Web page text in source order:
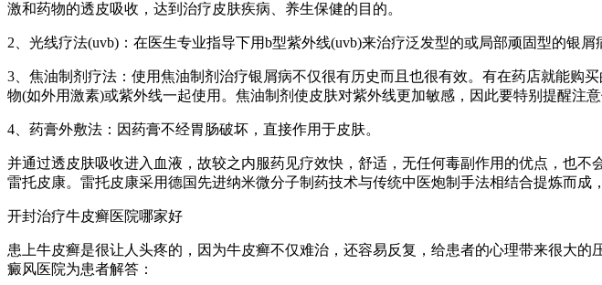
激和药物的透皮吸收，达到治疗皮肤疾病、养生保健的目的。
2、光线疗法(uvb)：在医生专业指导下用b型紫外线(uvb)来治疗泛发型的或局部顽固型的银
3、焦油制剂疗法：使用焦油制剂治疗银屑病不仅很有历史而且也很有效。有在药店就能购
物(如外用激素)或紫外线一起使用。焦油制剂使皮肤对紫外线更加敏感，因此要特别提醒注
4、药膏外敷法：因药膏不经胃肠破坏，直接作用于皮肤。
并通过透皮肤吸收进入血液，故较之内服药见疗效快，舒适，无任何毒副作用的优点，也
雷托皮康。雷托皮康采用德国先进纳米微分子制药技术与传统中医炮制手法相结合提炼而成
开封治疗牛皮癣医院哪家好
患上牛皮癣是很让人头疼的，因为牛皮癣不仅难治，还容易反复，给患者的心理带来很大
癜风医院为患者解答：